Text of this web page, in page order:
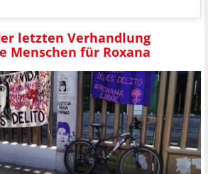
letzten Verhandlung
Menschen für Roxana